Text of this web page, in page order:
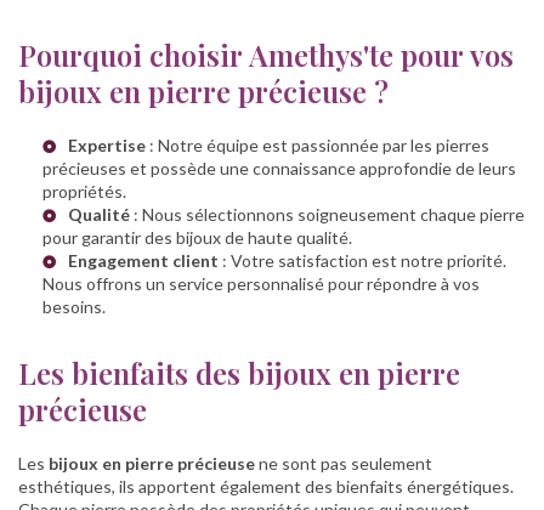
Pourquoi choisir Amethys'te pour vos
bijoux en pierre précieuse ?
Expertise : Notre équipe est passionnée par les pierres
précieuses et possède une connaissance approfondie de leurs
propriétés.
Qualité : Nous sélectionnons soigneusement chaque pierre
pour garantir des bijoux de haute qualité.
Engagement client : Votre satisfaction est notre priorité.
Nous offrons un service personnalisé pour répondre à vos
besoins.
Les bienfaits des bijoux en pierre
précieuse
Les bijoux en pierre précieusene sont pas seulement
esthétiques, ils apportent également des bienfaits énergétiques.